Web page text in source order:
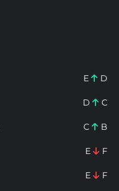
E D
D C
C B
E F
E F